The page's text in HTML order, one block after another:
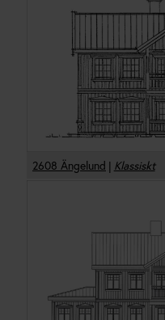
2608 Ängelund | Klassiskt